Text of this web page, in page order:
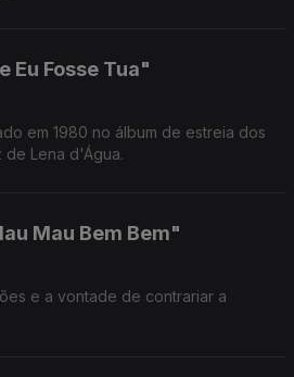
Eu Fosse Tua"
em 1980 no álbum de estreia dos
de Lena d'Água.
Mau Bem Bem"
e a vontade de contrariar a